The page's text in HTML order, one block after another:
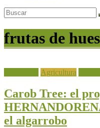
frutas de
Agricultura
Carob Tree: el
el algarrobo